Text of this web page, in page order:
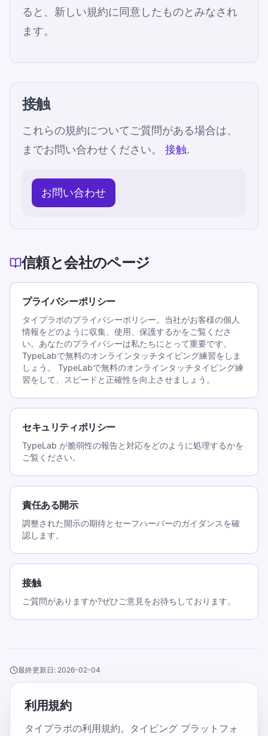
ると、新しい規約に同意したものとみなされ
ます。
接触
これらの規約についてご質問がある場合は、
までお問い合わせください。
接触.
お問い合わせ
信頼と会社のページ
プライバシーポリシー
タイプラボのプライバシーポリシー。当社がお客様の個人
情報をどのように収集、使用、保護するかをご覧くださ
い。あなたのプライバシーは私たちにとって重要です。
TypeLabで無料のオンラインタッチタイピング練習をしま
しょう。 TypeLabで無料のオンラインタッチタイピング練
習をして、スピードと正確性を向上させましょう。
セキュリティポリシー
TypeLab が脆弱性の報告と対応をどのように処理するかを
ご覧ください。
責任ある開示
調整された開示の期待とセーフハーバーのガイダンスを確
認します。
接触
ご質問がありますか?ぜひご意見をお待ちしております。
最終更新日: 2026-02-04
利用規約
タイプラボの利用規約。タイピング プラットフォ